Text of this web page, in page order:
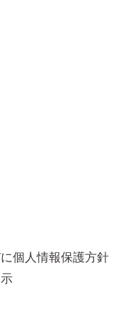
個人情報保護方針